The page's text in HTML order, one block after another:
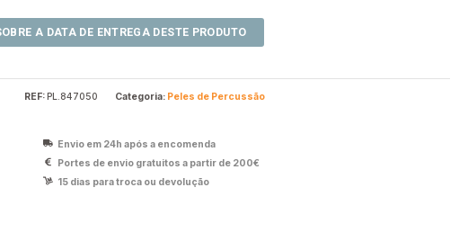
REF:PL.847050 Categoria: Peles de Percussão
Envio em 24h após a encomenda
Portes de envio gratuitos a partir de 200€
15 dias para troca ou devolução